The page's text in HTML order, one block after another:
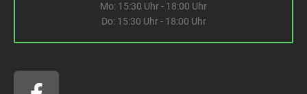
Mo: 15:30 Uhr - 18:00 Uhr
Do: 15:30 Uhr - 18:00 Uhr
F
a